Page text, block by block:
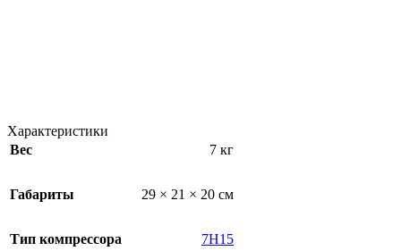
Характеристики
Вес
7 кг
Габариты 29 × 21 × 20 см
Тип компрессора 7H15